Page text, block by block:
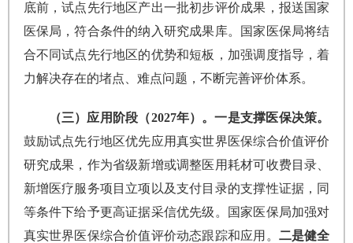
底前，试点先行地区产出一批初步评价成果，报送国家
医保局，符合条件的纳入研究成果库。国家医保局将结
合不同试点先行地区的优势和短板，加强调度指导，着
力解决存在的堵点、难点问题，不断完善评价体系。
（三）应用阶段（2027年）。一是支撑医保决策。
鼓励试点先行地区优先应用真实世界医保综合价值评价
研究成果，作为省级新增或调整医用耗材可收费目录、
新增医疗服务项目立项以及支付目录的支撑性证据，同
等条件下给予更高证据采信优先级。国家医保局加强对
真实世界医保综合价值评价动态跟踪和应用。 二是健全